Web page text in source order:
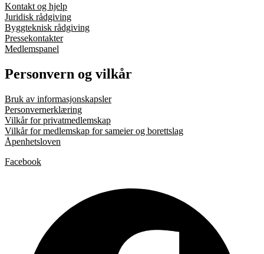
Kontakt og hjelp
Juridisk rådgiving
Byggteknisk rådgiving
Pressekontakter
Medlemspanel
Personvern og vilkår
Bruk av informasjonskapsler
Personvernerklæring
Vilkår for privatmedlemskap
Vilkår for medlemskap for sameier og borettslag
Åpenhetsloven
Facebook